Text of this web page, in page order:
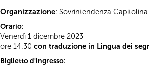
Organizzazione: Sovrintendenza
Orario:
Venerdì 1 dicembre 2023
ore 14.30 con traduzione in Lingua dei
Biglietto d'ingresso: